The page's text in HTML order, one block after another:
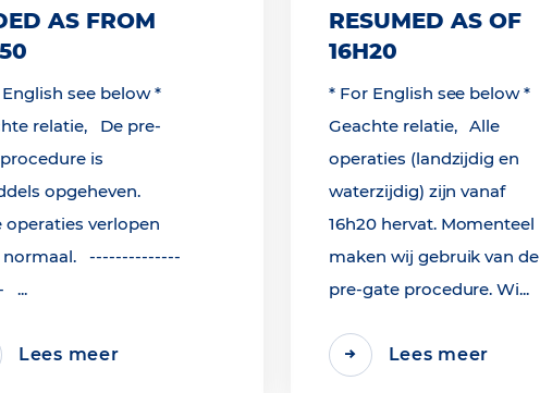
AS FROM
see below *
relatie, De pre-
is
opgeheven.
operaties verlopen
normaal. --------------
...
Lees meer
RESUMED AS OF
16H20
* For English see below *
Geachte relatie, Alle
operaties (landzijdig en
waterzijdig) zijn vanaf
16h20 hervat. Momenteel
maken wij gebruik van de
pre-gate procedure. Wi...
Lees meer